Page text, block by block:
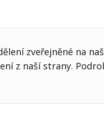
zveřejněné na
z naší strany.